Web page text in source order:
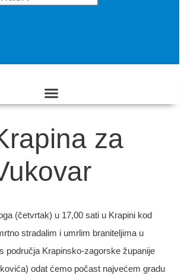
za
(četvrtak) u 17,00 sati u Krapini kod
stradalim i umrlim braniteljima u
područja Krapinsko-zagorske županije
odat ćemo počast najvećem gradu